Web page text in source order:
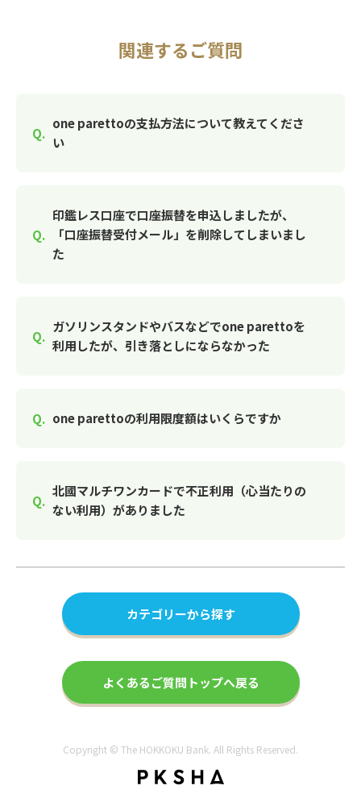
関連するご質問
one parettoの支払方法について教えてくださ
い
印鑑レス口座で口座振替を申込しましたが、
「口座振替受付メール」を削除してしまいまし
た
ガソリンスタンドやバスなどでone parettoを
利用したが、引き落としにならなかった
one parettoの利用限度額はいくらですか
北國マルチワンカードで不正利用（心当たりの
ない利用）がありました
カテゴリーから探す
よくあるご質問トップへ戻る
Copyright © The HOKKOKU Bank. All Rights Reserved.